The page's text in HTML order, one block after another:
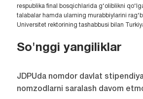
respublika final bosqichlarida g‘oliblikni
talabalar hamda ularning murabbiylarini
Universitet rektorining tashabbusi bilan
So'nggi yangiliklar
JDPUda nomdor davlat
nomzodlarni saralash davom